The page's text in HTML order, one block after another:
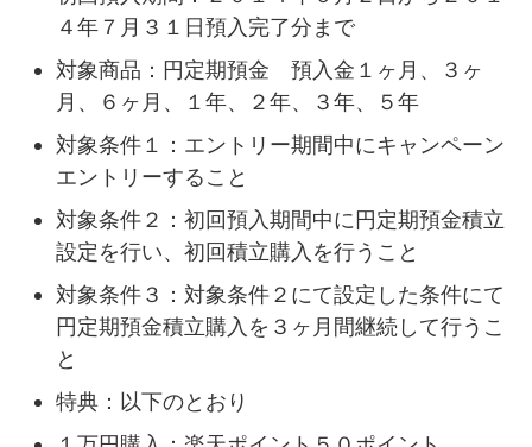
４年７月３１日預入完了分まで
対象商品：円定期預金 預入金１ヶ月、３ヶ
月、６ヶ月、１年、２年、３年、５年
対象条件１：エントリー期間中にキャンペーン
エントリーすること
対象条件２：初回預入期間中に円定期預金積立
設定を行い、初回積立購入を行うこと
対象条件３：対象条件２にて設定した条件にて
円定期預金積立購入を３ヶ月間継続して行うこ
と
特典：以下のとおり